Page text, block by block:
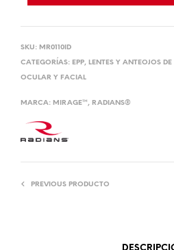
SKU: MR0110ID
CATEGORÍAS: EPP, LENTES Y ANTEOJOS
OCULAR Y FACIAL
MARCA: MIRAGE™, RADIANS®
PREVIOUS PRODUCTO